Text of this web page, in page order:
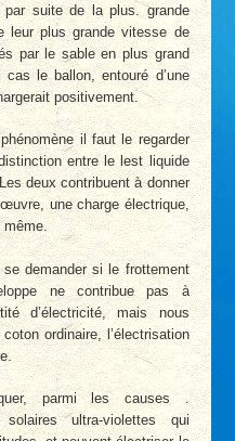
suite de la plus. grande
leur plus grande vitesse de
par le sable en plus grand
le ballon, entouré d’une
positivement.
il faut le regarder
entre le lest liquide
deux contribuent à donner
une charge électrique,
même.
demander si le frottement
ne contribue pas à
d’électricité, mais nous
ordinaire, l’électrisation
parmi les causes .
solaires ultra-violettes qui